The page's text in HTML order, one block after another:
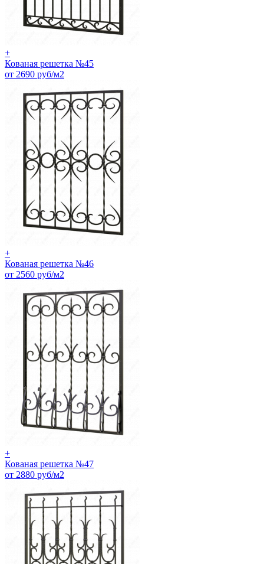
+
Кованая решетка №45
от 2690 руб/м2
+
Кованая решетка №46
от 2560 руб/м2
+
Кованая решетка №47
от 2880 руб/м2